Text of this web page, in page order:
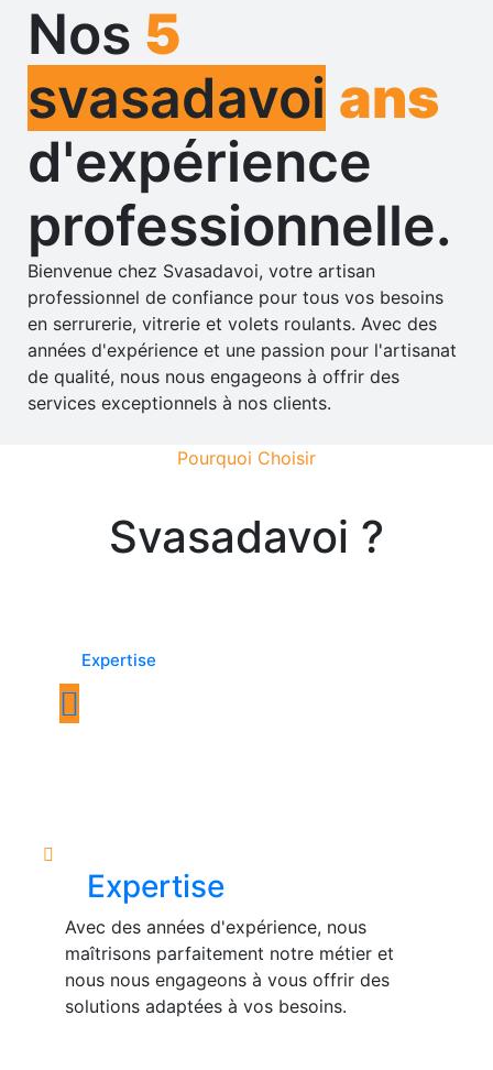
Nos 5
svasadavoi ans
d'expérience
professionnelle.
Bienvenue chez Svasadavoi, votre artisan
professionnel de confiance pour tous vos besoins
en serrurerie, vitrerie et volets roulants. Avec des
années d'expérience et une passion pour l'artisanat
de qualité, nous nous engageons à offrir des
services exceptionnels à nos clients.
Pourquoi Choisir
Svasadavoi ?
Expertise
Expertise
Avec des années d'expérience, nous
maîtrisons parfaitement notre métier et
nous nous engageons à vous offrir des
solutions adaptées à vos besoins.